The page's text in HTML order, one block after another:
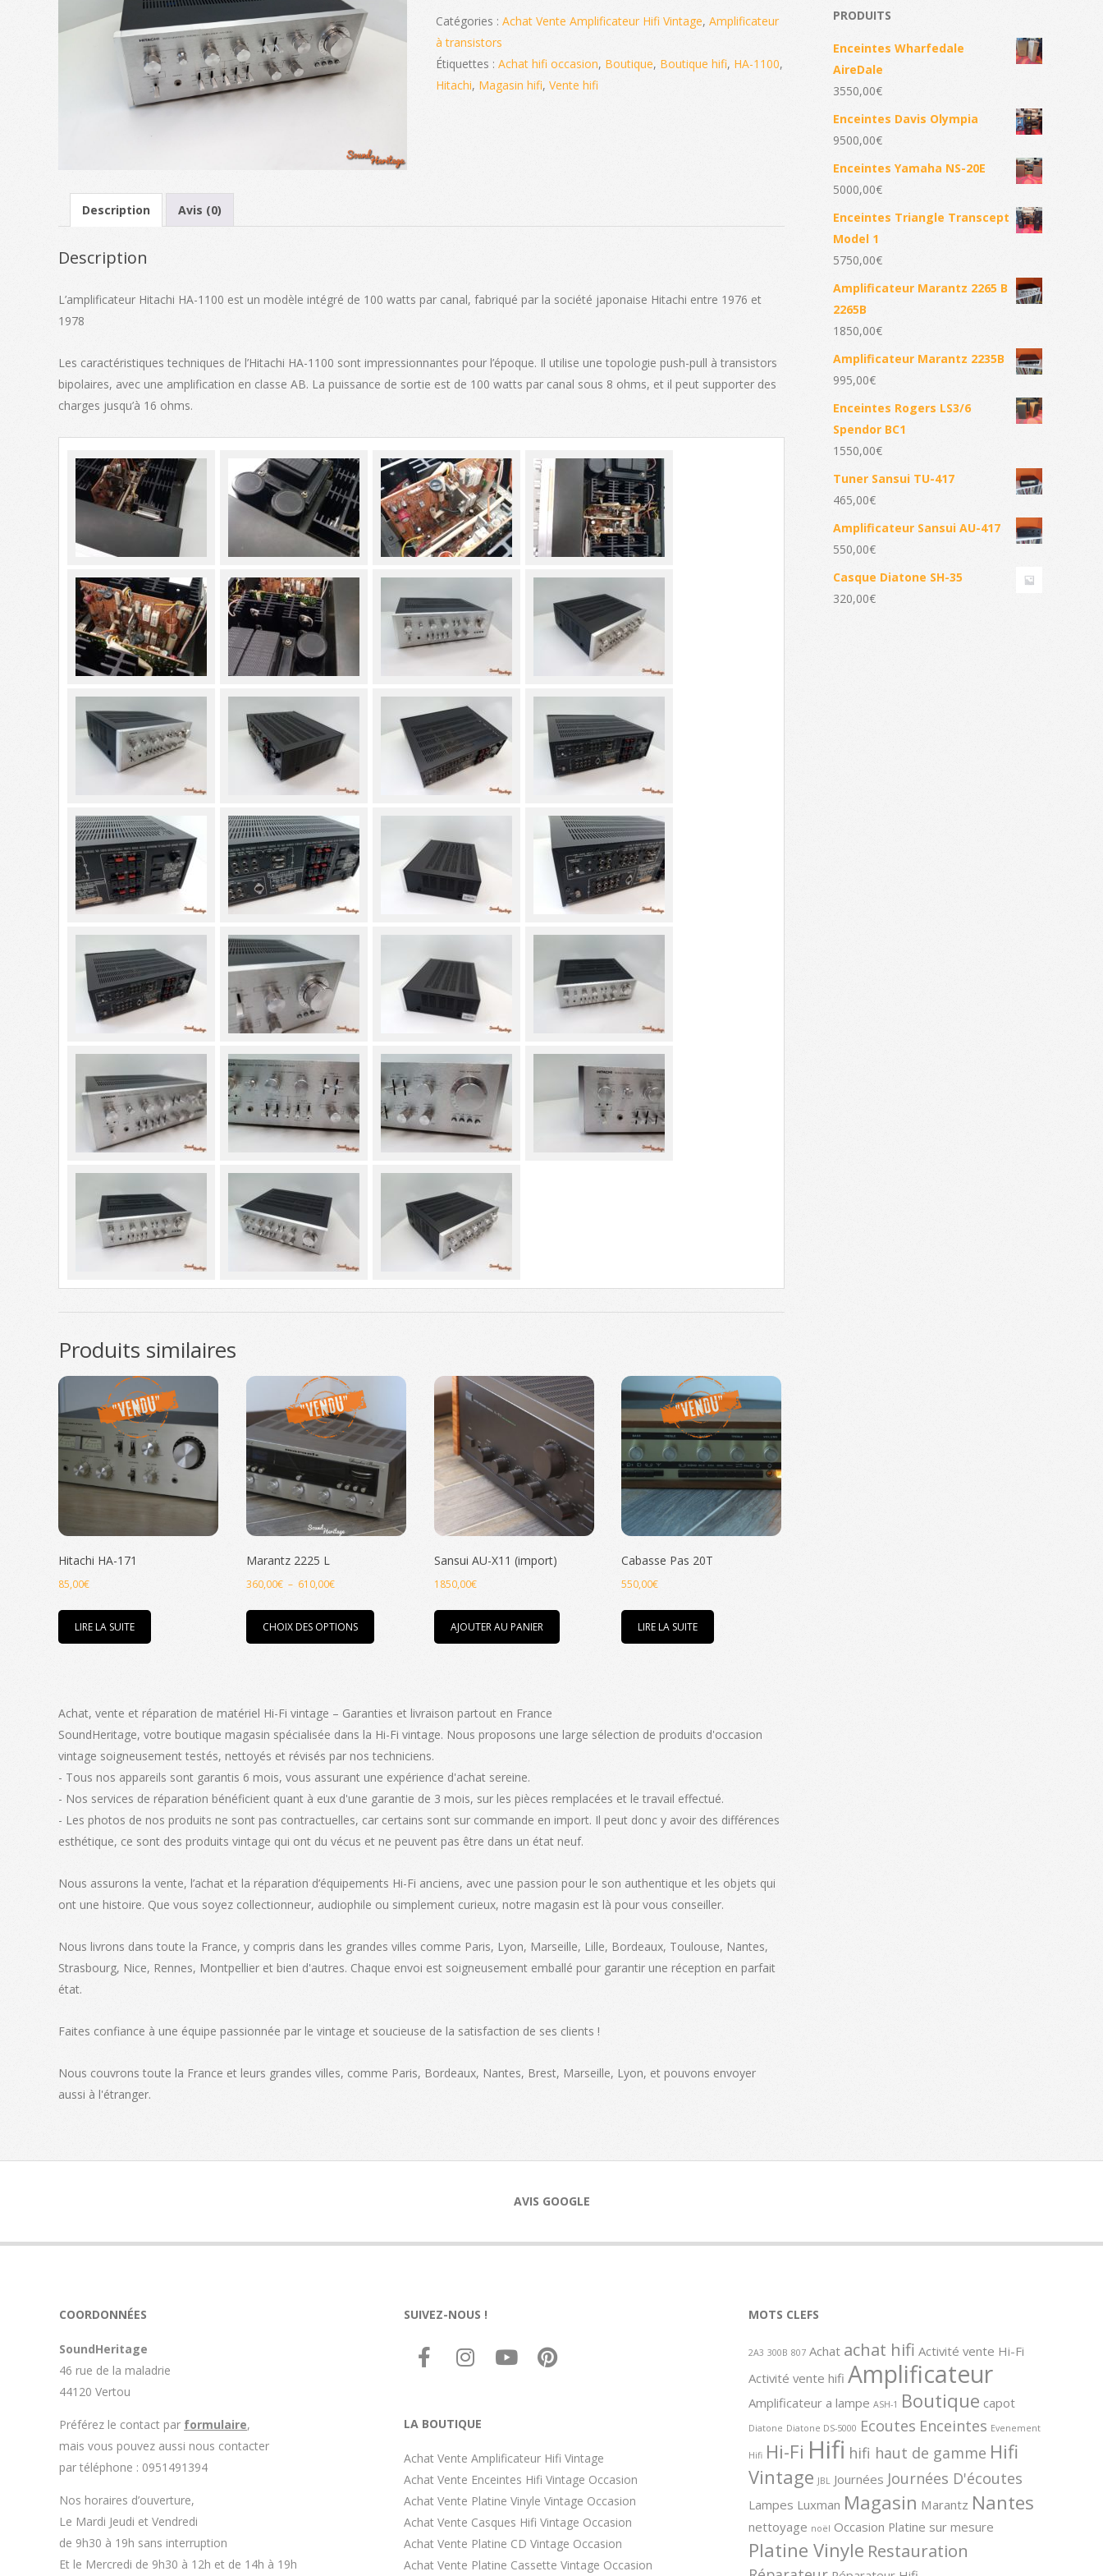
Catégories :Achat Vente Amplificateur Hifi Vintage,Amplificateur
à transistors
Étiquettes :Achat hifi occasion, Boutique, Boutique hifi, HA-1100,
Hitachi, Magasin hifi,Vente hifi
Description Avis (0)
Description
L’amplificateur Hitachi HA-1100 est un modèle intégré de 100 watts par canal, fabriqué par la société japonaise Hitachi entre 1976 et
1978
Les caractéristiques techniques de l’Hitachi HA-1100 sont impressionnantes pour l’époque. Il utilise une topologie push-pull à transistors
bipolaires, avec une amplification en classe AB. La puissance de sortie est de 100 watts par canal sous 8 ohms, et il peut supporter des
charges jusqu’à 16 ohms.
Produits similaires
Hitachi HA-171
85,00€
LIRE LA SUITE
Marantz 2225 L
360,00€ – 610,00€Plage
prix :
360,00€
CHOIX DES OPTIONS
Ce
Les
options
peuvent
être
choisies
sur
la
du
produit
Sansui AU-X11 (import)
1850,00€
AJOUTER AU PANIER
Cabasse Pas 20T
550,00€
LIRE LA SUITE
Achat, vente et réparation de matériel Hi-Fi vintage – Garanties et livraison partout en France
SoundHeritage, votre boutique magasin spécialisée dans la Hi-Fi vintage. Nous proposons une large sélection de produits d'occasion
vintage soigneusement testés, nettoyés et révisés par nos techniciens.
- Tous nos appareils sont garantis 6 mois, vous assurant une expérience d'achat sereine.
- Nos services de réparation bénéficient quant à eux d'une garantie de 3 mois, sur les pièces remplacées et le travail effectué.
- Les photos de nos produits ne sont pas contractuelles, car certains sont sur commande en import. Il peut donc y avoir des différences
esthétique, ce sont des produits vintage qui ont du vécus et ne peuvent pas être dans un état neuf.
Nous assurons la vente, l’achat et la réparation d’équipements Hi-Fi anciens, avec une passion pour le son authentique et les objets qui
ont une histoire. Que vous soyez collectionneur, audiophile ou simplement curieux, notre magasin est là pour vous conseiller.
Nous livrons dans toute la France, y compris dans les grandes villes comme Paris, Lyon, Marseille, Lille, Bordeaux, Toulouse, Nantes,
Strasbourg, Nice, Rennes, Montpellier et bien d'autres. Chaque envoi est soigneusement emballé pour garantir une réception en parfait
état.
Faites confiance à une équipe passionnée par le vintage et soucieuse de la satisfaction de ses clients !
Nous couvrons toute la France et leurs grandes villes, comme Paris, Bordeaux, Nantes, Brest, Marseille, Lyon, et pouvons envoyer
aussi à l'étranger.
PRODUITS
Enceintes Wharfedale
AireDale
3550,00€
Enceintes Davis Olympia
9500,00€
Enceintes Yamaha NS-20E
5000,00€
Enceintes Triangle Transcept
Model 1
5750,00€
Amplificateur Marantz 2265 B
2265B
1850,00€
Amplificateur Marantz 2235B
995,00€
Enceintes Rogers LS3/6
Spendor BC1
1550,00€
Tuner Sansui TU-417
465,00€
Amplificateur Sansui AU-417
550,00€
Casque Diatone SH-35
320,00€
AVIS GOOGLE
COORDONNÉES
SoundHeritage
46 rue de la maladrie
44120 Vertou
Préférez le contact par formulaire,
mais vous pouvez aussi nous contacter
par téléphone : 0951491394
Nos horaires d’ouverture,
Le Mardi Jeudi et Vendredi
de 9h30 à 19h sans interruption
Et le Mercredi de 9h30 à 12h et de 14h à 19h
SUIVEZ-NOUS !
LA BOUTIQUE
Achat Vente Amplificateur Hifi Vintage
Achat Vente Enceintes Hifi Vintage Occasion
Achat Vente Platine Vinyle Vintage Occasion
Achat Vente Casques Hifi Vintage Occasion
Achat Vente Platine CD Vintage Occasion
Achat Vente Platine Cassette Vintage Occasion
MOTS CLEFS
2A3 300B 807 Achat achat hifi Activité vente Hi-Fi
Activité vente hifi Amplificateur
Amplificateur a lampe ASH-1 Boutique capot
Diatone Diatone DS-5000 Ecoutes Enceintes Evenement
Hifi Hi-Fi Hifi hifi haut de gamme Hifi
Vintage JBL Journées Journées D'écoutes
Lampes Luxman Magasin Marantz Nantes
nettoyage noël Occasion Platine sur mesure
Platine Vinyle Restauration